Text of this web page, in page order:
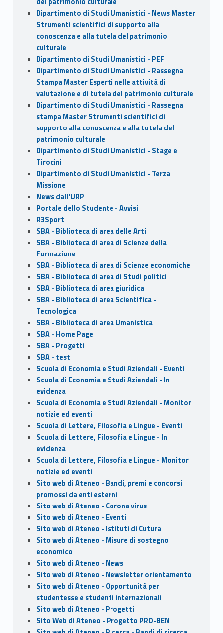
Dipartimento di Studi Umanistici - News Master
Strumenti scientifici di supporto alla
conoscenza e alla tutela del patrimonio
culturale
Dipartimento di Studi Umanistici - PEF
Dipartimento di Studi Umanistici - Rassegna
Stampa Master Esperti nelle attività di
valutazione e di tutela del patrimonio culturale
Dipartimento di Studi Umanistici - Rassegna
stampa Master Strumenti scientifici di
supporto alla conoscenza e alla tutela del
patrimonio culturale
Dipartimento di Studi Umanistici - Stage e
Tirocini
Dipartimento di Studi Umanistici - Terza
Missione
News dall'URP
Portale dello Studente - Avvisi
R3Sport
SBA - Biblioteca di area delle Arti
SBA - Biblioteca di area di Scienze della
Formazione
SBA - Biblioteca di area di Scienze economiche
SBA - Biblioteca di area di Studi politici
SBA - Biblioteca di area giuridica
SBA - Biblioteca di area Scientifica -
Tecnologica
SBA - Biblioteca di area Umanistica
SBA - Home Page
SBA - Progetti
SBA - test
Scuola di Economia e Studi Aziendali - Eventi
Scuola di Economia e Studi Aziendali - In
evidenza
Scuola di Economia e Studi Aziendali - Monitor
notizie ed eventi
Scuola di Lettere, Filosofia e Lingue - Eventi
Scuola di Lettere, Filosofia e Lingue - In
evidenza
Scuola di Lettere, Filosofia e Lingue - Monitor
notizie ed eventi
Sito web di Ateneo - Bandi, premi e concorsi
promossi da enti esterni
Sito web di Ateneo - Corona virus
Sito web di Ateneo - Eventi
Sito web di Ateneo - Istituti di Cutura
Sito web di Ateneo - Misure di sostegno
economico
Sito web di Ateneo - News
Sito web di Ateneo - Newsletter orientamento
Sito web di Ateneo - Opportunità per
studentesse e studenti internazionali
Sito web di Ateneo - Progetti
Sito Web di Ateneo - Progetto PRO-BEN